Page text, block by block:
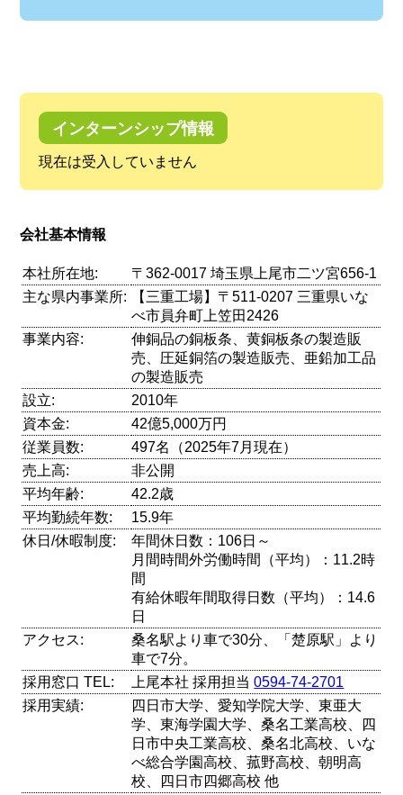
インターンシップ情報
現在は受入していません
会社基本情報
本社所在地:
〒362-0017 埼玉県上尾市二ツ宮656-1
主な県内事業所:
【三重工場】〒511-0207 三重県いな
べ市員弁町上笠田2426
事業内容:
伸銅品の銅板条、黄銅板条の製造販
売、圧延銅箔の製造販売、亜鉛加工品
の製造販売
設立:
2010年
資本金:
42億5,000万円
従業員数:
497名（2025年7月現在）
売上高:
非公開
平均年齢:
42.2歳
平均勤続年数:
15.9年
休日/休暇制度:
年間休日数：106日～
月間時間外労働時間（平均）：11.2時
間
有給休暇年間取得日数（平均）：14.6
日
アクセス:
桑名駅より車で30分、「楚原駅」より
車で7分。
採用窓口 TEL:
上尾本社 採用担当0594-74-2701
採用実績:
四日市大学、愛知学院大学、東亜大
学、東海学園大学、桑名工業高校、四
日市中央工業高校、桑名北高校、いな
べ総合学園高校、菰野高校、朝明高
校、四日市四郷高校 他